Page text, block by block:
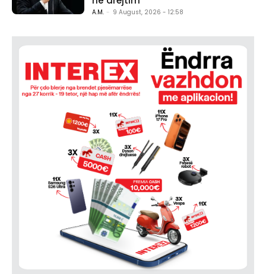
A.M. - 9 August, 2026 - 12:58